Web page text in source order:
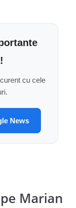
cu cele
News
Marian